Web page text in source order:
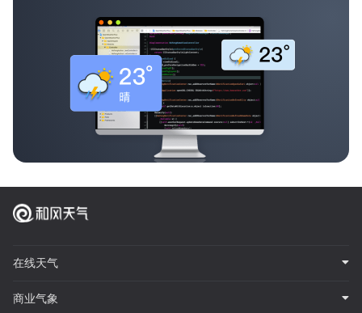
在线天气
商业气象